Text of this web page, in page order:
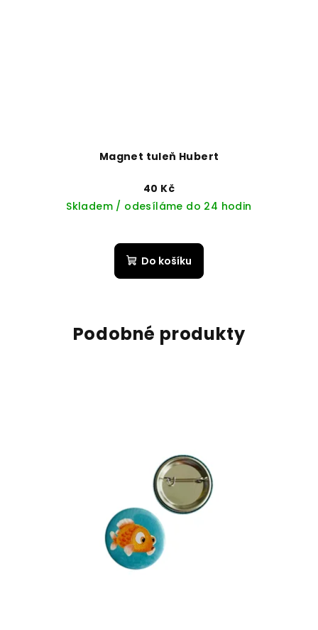
Magnet tuleň Hubert
40 Kč
Skladem / odesíláme do 24 hodin
Do košíku
Podobné produkty